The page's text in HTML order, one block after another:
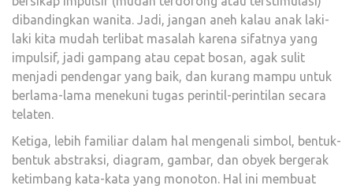
dibandingkan wanita. Jadi, jangan aneh kalau anak laki-
laki kita mudah terlibat masalah karena sifatnya yang
impulsif, jadi gampang atau cepat bosan, agak sulit
menjadi pendengar yang baik, dan kurang mampu untuk
berlama-lama menekuni tugas perintil-perintilan secara
telaten.
Ketiga, lebih familiar dalam hal mengenali simbol, bentuk-
bentuk abstraksi, diagram, gambar, dan obyek bergerak
ketimbang kata-kata yang monoton. Hal ini membuat